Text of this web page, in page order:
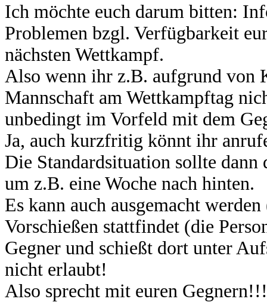
Ich möchte euch darum bitten:
Problemen bzgl. Verfügbarkeit
nächsten Wettkampf.
Also wenn ihr z.B. aufgrund von
Mannschaft am Wettkampftag
unbedingt im Vorfeld mit dem
Ja, auch kurzfritig könnt ihr
Die Standardsituation sollte dann
um z.B. eine Woche nach hinten.
Es kann auch ausgemacht
Vorschießen stattfindet (die
Gegner und schießt dort unter
nicht erlaubt!
Also sprecht mit euren Gegnern!!!